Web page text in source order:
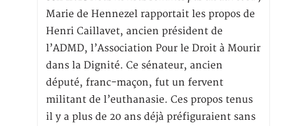
Marie de Hennezel rapportait les propos de
Henri Caillavet, ancien président de
l’ADMD, l’Association Pour le Droit à Mourir
dans la Dignité. Ce sénateur, ancien
député, franc-maçon, fut un fervent
militant de l’euthanasie. Ces propos tenus
il y a plus de 20 ans déjà préfiguraient sans